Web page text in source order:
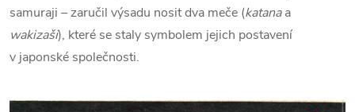
samuraji – zaručil výsadu nosit dva meče (katanaa
wakizaši), které se staly symbolem jejich postavení
v japonské společnosti.